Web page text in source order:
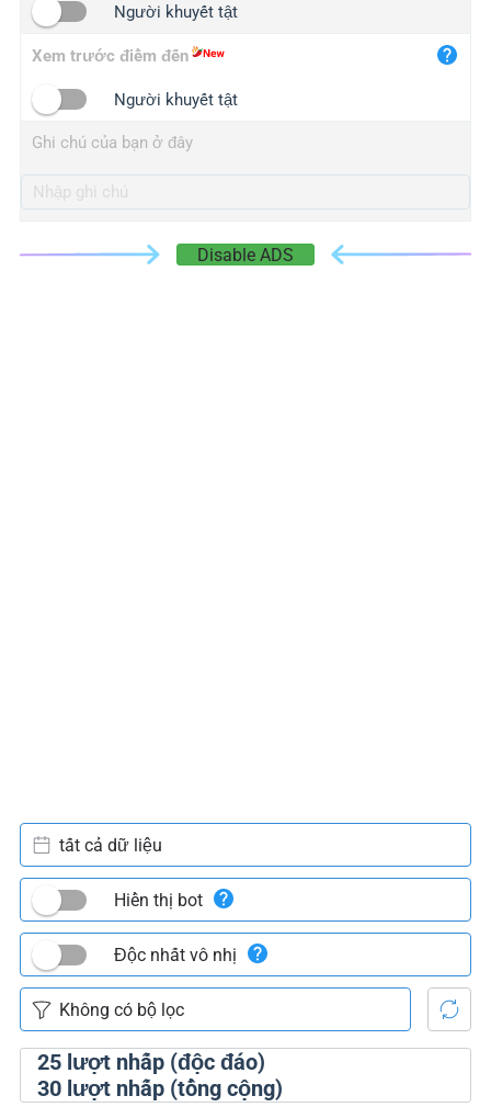
Người khuyết tật
Xem trước điểm đến
Người khuyết tật
Ghi chú của bạn ở đây
Disable ADS
25lượt nhấp (độc đáo)
30lượt nhấp (tổng cộng)
tất cả dữ liệu
Hiển thị bot
Độc nhất vô nhị